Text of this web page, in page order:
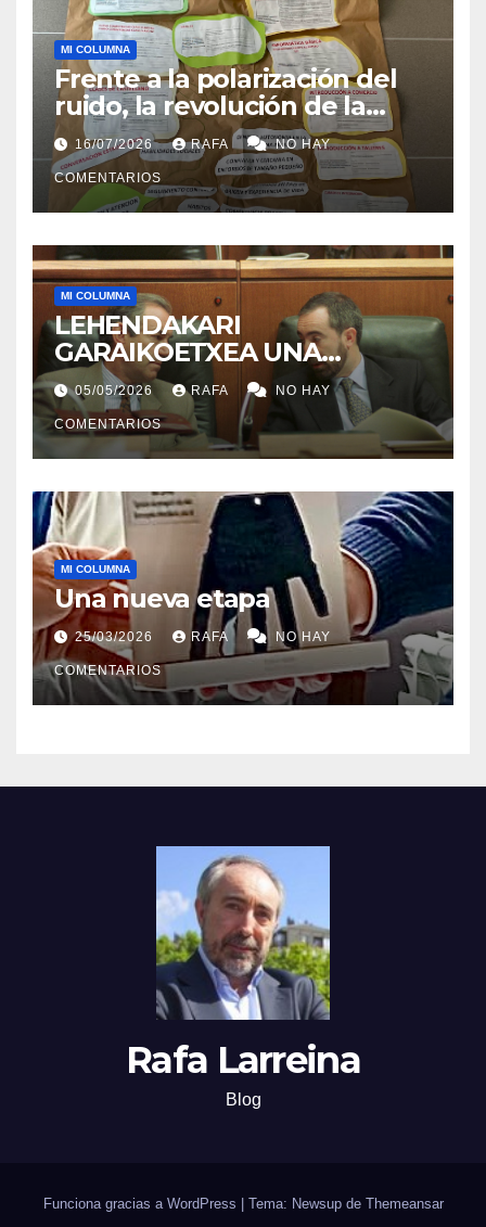
MI COLUMNA
Frente a la polarización del
ruido, la revolución de la
acogida
16/07/2026 RAFA NO HAY
COMENTARIOS
MI COLUMNA
LEHENDAKARI
GARAIKOETXEA UNA
PERSONA QUE DIGNIFICA EL
EJERCICIO DE LA POLÍTICA
05/05/2026 RAFA NO HAY
COMENTARIOS
MI COLUMNA
Una nueva etapa
25/03/2026 RAFA NO HAY
COMENTARIOS
Rafa Larreina
Blog
Funciona gracias a WordPress | Tema: Newsup de Themeansar